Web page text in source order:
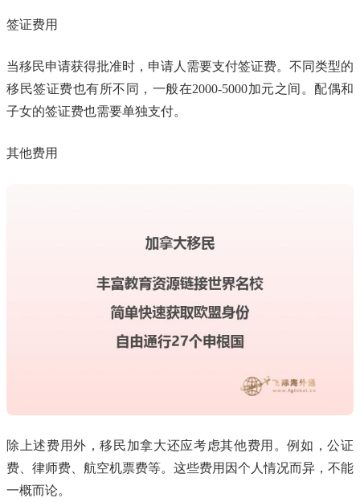
签证费用
当移民申请获得批准时，申请人需要支付签证费。不同类型的
移民签证费也有所不同，一般在2000-5000加元之间。配偶和
子女的签证费也需要单独支付。
其他费用
除上述费用外，移民加拿大还应考虑其他费用。例如，公证
费、律师费、航空机票费等。这些费用因个人情况而异，不能
一概而论。